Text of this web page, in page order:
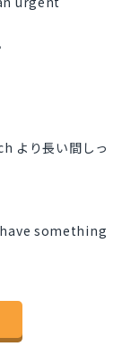
より長い間しっ
something